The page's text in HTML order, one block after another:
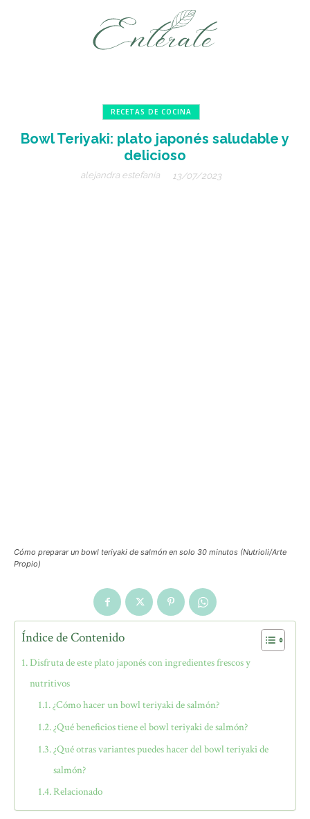
RECETAS DE COCINA
Bowl Teriyaki: plato japonés saludable y
delicioso
alejandra estefanía 13/07/2023
Cómo preparar un bowl teriyaki de salmón en solo 30 minutos (Nutrioli/Arte
Propio)
Índice de Contenido
Disfruta de este plato japonés con ingredientes frescos y
nutritivos
¿Cómo hacer un bowl teriyaki de salmón?
¿Qué beneficios tiene el bowl teriyaki de salmón?
¿Qué otras variantes puedes hacer del bowl teriyaki de
salmón?
Relacionado